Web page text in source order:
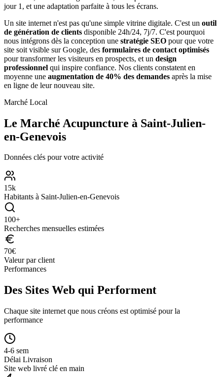
jour 1, et une adaptation parfaite à tous les écrans.
Un site internet n'est pas qu'une simple vitrine digitale. C'est un outil
de génération de clients disponible 24h/24, 7j/7. C'est pourquoi
nous intégrons dès la conception une stratégie SEO pour que votre
site soit visible sur Google, des formulaires de contact optimisés
pour transformer les visiteurs en prospects, et un design
professionnel qui inspire confiance. Nos clients constatent en
moyenne une augmentation de 40% des demandes après la mise
en ligne de leur nouveau site.
Marché Local
Le Marché Acupuncture à Saint-Julien-
en-Genevois
Données clés pour votre activité
15k
Habitants à Saint-Julien-en-Genevois
100+
Recherches mensuelles estimées
70€
Valeur par client
Performances
Des Sites Web qui Performent
Chaque site internet que nous créons est optimisé pour la
performance
4-6 sem
Délai Livraison
Site web livré clé en main